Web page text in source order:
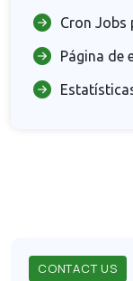
Cron Jobs
Página de
CONTACT US